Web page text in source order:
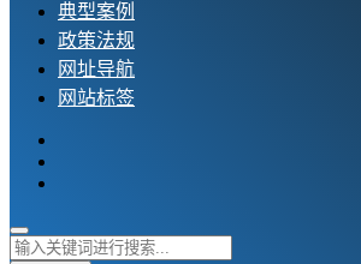
典型案例
政策法规
网址导航
网站标签